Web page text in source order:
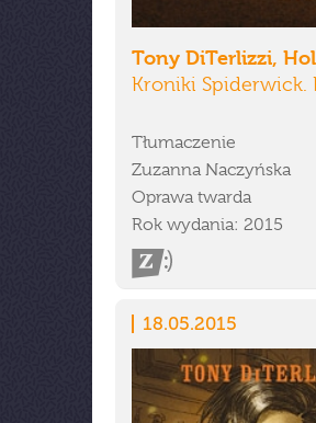
Tony DiTerlizzi,
Kroniki Spiderwick.
Tłumaczenie
Zuzanna Naczyńska
Oprawa twarda
Rok wydania: 2015
18.05.2015